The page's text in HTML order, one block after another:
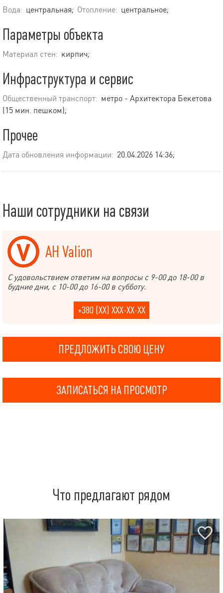
Вода: центральная; Отопление: центральное;
Параметры объекта
Материал стен: кирпич;
Инфраструктура и сервис
Общественный транспорт: метро - Архитектора Бекетова
(15 мин. пешком);
Прочее
Дата обновления информации: 20.04.2026 14:36;
Наши сотрудники на связи
АН Valion
С удовольствием ответим на вопросы с 9-00 до 18-00 в
будние дни, с 10-00 до 16-00 в субботу.
+380 (XX) XXX-XX-XX
ПРЕДЛОЖИТЬ СВОЮ ЦЕНУ
ЗАПИСАТЬСЯ НА ПРОСМОТР
Что предлагают рядом